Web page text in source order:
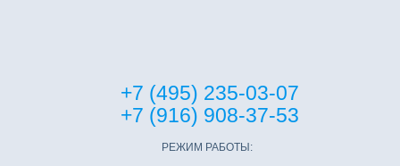
+7 (495) 235-03-07
+7 (916) 908-37-53
РЕЖИМ РАБОТЫ: